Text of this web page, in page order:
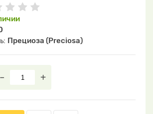
Прециоза (Preciosa)
– +